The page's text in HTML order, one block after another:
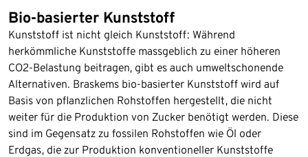
Bio-basierter Kunststoff
Kunststoff ist nicht gleich Kunststoff: Während
herkömmliche Kunststoffe massgeblich zu einer höheren
CO2-Belastung beitragen, gibt es auch umweltschonende
Alternativen. Braskems bio-basierter Kunststoff wird auf
Basis von pflanzlichen Rohstoffen hergestellt, die nicht
weiter für die Produktion von Zucker benötigt werden. Diese
sind im Gegensatz zu fossilen Rohstoffen wie Öl oder
Erdgas, die zur Produktion konventioneller Kunststoffe